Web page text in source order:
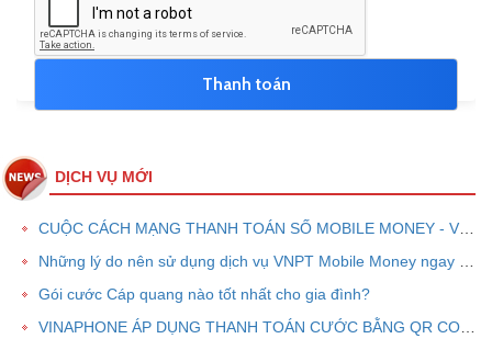
DỊCH VỤ MỚI
Gói cước Cáp quang nào tốt nhất cho gia đình?